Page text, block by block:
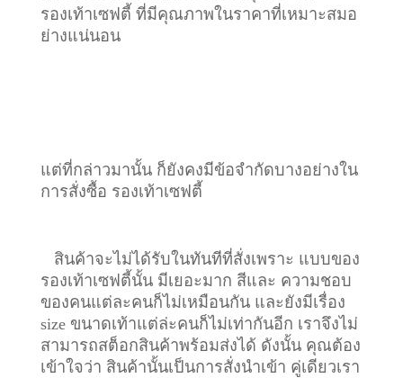
รองเท้าเซฟตี้ ที่มีคุณภาพในราคาที่เหมาะสมอ
ย่างแน่นอน
แต่ที่กล่าวมานั้น ก็ยังคงมีข้อจำกัดบางอย่างใน
การสั่งซื้อ รองเท้าเซฟตี้
สินค้าจะไม่ได้รับในทันทีที่สั่งเพราะ แบบของ
รองเท้าเซฟตี้นั้น มีเยอะมาก สีและ ความชอบ
ของคนแต่ละคนก็ไม่เหมือนกัน และยังมีเรื่อง
size ขนาดเท้าแต่ล่ะคนก็ไม่เท่ากันอีก เราจึงไม่
สามารถสต็อกสินค้าพร้อมส่งได้ ดังนั้น คุณต้อง
เข้าใจว่า สินค้านั้นเป็นการสั่งนำเข้า คู่เดียวเรา